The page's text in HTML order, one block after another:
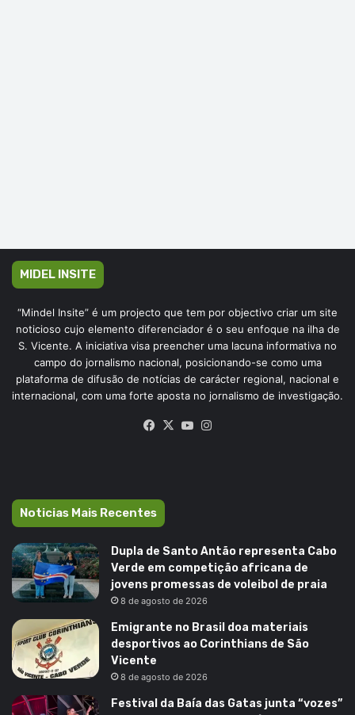
MIDEL INSITE
“Mindel Insite” é um projecto que tem por objectivo criar um site
noticioso cujo elemento diferenciador é o seu enfoque na ilha de
S. Vicente. A iniciativa visa preencher uma lacuna informativa no
campo do jornalismo nacional, posicionando-se como uma
plataforma de difusão de notícias de carácter regional, nacional e
internacional, com uma forte aposta no jornalismo de investigação.
Facebook
X YouTube
Noticias Mais Recentes
Dupla de Santo Antão representa Cabo
Verde em competição africana de
jovens promessas de voleibol de praia
8 de agosto de 2026
Emigrante no Brasil doa materiais
desportivos ao Corinthians de São
Vicente
8 de agosto de 2026
Festival da Baía das Gatas junta “vozes”